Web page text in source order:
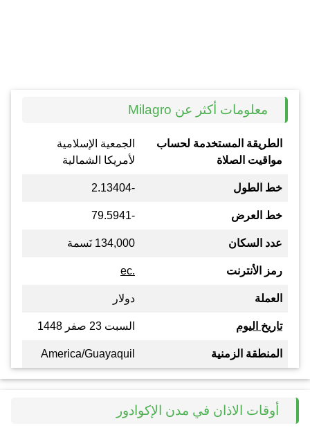
معلومات أكثر عن Milagro
الطريقة المستخدمة لحساب
مواقيت الصلاة
الجمعية الإسلامية
لأمريكا الشمالية
خط الطول -2.13404
خط العرض -79.5941
عدد السكان 134,000 نَسمة
رمز الأنترنت .ec
العملة دولار
تاريخ اليوم السبت 23 صفر 1448
المنطقة الزمنية America/Guayaquil
أوقات الاذان في مدن الإكوادور